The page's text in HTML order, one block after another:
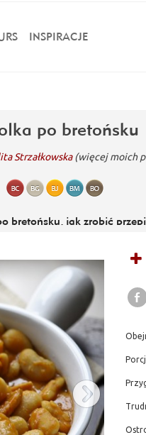
INSPIRACJE
po bretońsku
Strzałkowska (więcej moich
bretońsku, jak zrobić
ale w moim domu
się fasolka. Często jej nie
tak aby przykryć fasolę i
można jej nie namaczać.
pokrojony boczek oraz
pozostałej wody będzie
Później dodajemy
być miękka. Dolewamy
i sos się częściowo